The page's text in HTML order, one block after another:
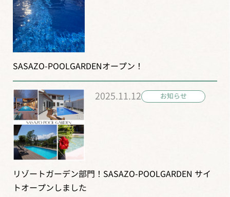
SASAZO-POOLGARDENオープン！
2025.11.12 お知らせ
リゾートガーデン部門！SASAZO-POOLGARDEN サイ
トオープンしました